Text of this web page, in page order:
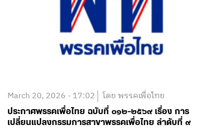
March 20, 2026 - 17:02 โดย พรรคเพื่อไทย
ประกาศพรรคเพื่อไทย ฉบับที่ ๐๑๒-๒๕๖๙ เรื่อง การ
เปลี่ยนแปลงกรรมการสาขาพรรคเพื่อไทย ลำดับที่ ๙